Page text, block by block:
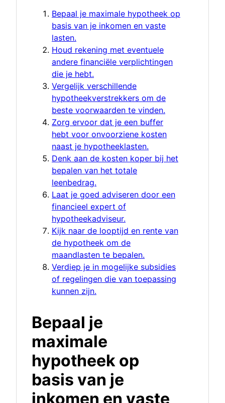
Bepaal je maximale hypotheek op
basis van je inkomen en vaste
lasten.
Houd rekening met eventuele
andere financiële verplichtingen
die je hebt.
Vergelijk verschillende
hypotheekverstrekkers om de
beste voorwaarden te vinden.
Zorg ervoor dat je een buffer
hebt voor onvoorziene kosten
naast je hypotheeklasten.
Denk aan de kosten koper bij het
bepalen van het totale
leenbedrag.
Laat je goed adviseren door een
financieel expert of
hypotheekadviseur.
Kijk naar de looptijd en rente van
de hypotheek om de
maandlasten te bepalen.
Verdiep je in mogelijke subsidies
of regelingen die van toepassing
kunnen zijn.
Bepaal je
maximale
hypotheek op
basis van je
inkomen en vaste